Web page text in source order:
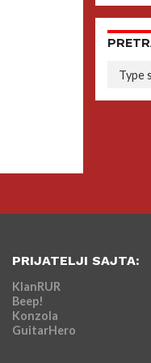
PRIJATELJI SAJTA:
KlanRUR
Beep!
Konzola
GuitarHero